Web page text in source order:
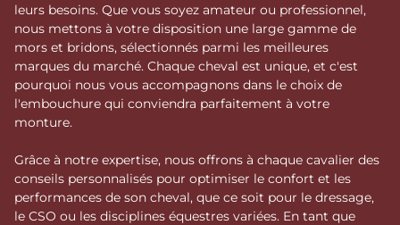
leurs besoins. Que vous soyez amateur ou professionnel,
nous mettons à votre disposition une large gamme de
mors et bridons, sélectionnés parmi les meilleures
marques du marché. Chaque cheval est unique, et c'est
pourquoi nous vous accompagnons dans le choix de
l'embouchure qui conviendra parfaitement à votre
monture.
Grâce à notre expertise, nous offrons à chaque cavalier des
conseils personnalisés pour optimiser le confort et les
performances de son cheval, que ce soit pour le dressage,
le CSO ou les disciplines équestres variées. En tant que